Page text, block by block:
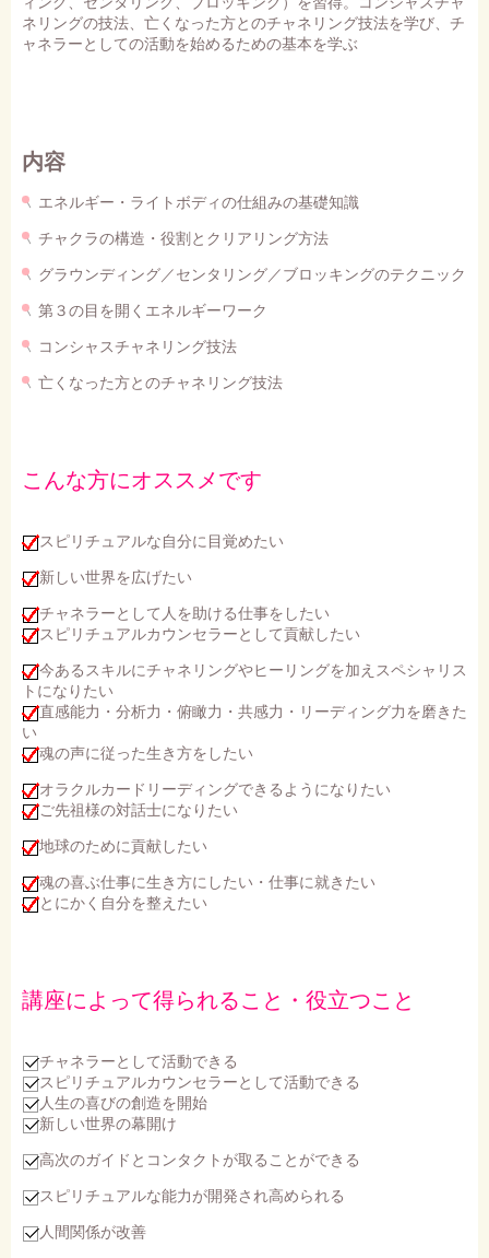
ネリングの技法、亡くなった方とのチャネリング技法を学び、チ
ャネラーとしての活動を始めるための基本を学ぶ
内容
エネルギー・ライトボディの仕組みの基礎知識
チャクラの構造・役割とクリアリング方法
グラウンディング／センタリング／ブロッキングのテクニック
第３の目を開くエネルギーワーク
コンシャスチャネリング技法
亡くなった方とのチャネリング技法
こんな方にオススメです
スピリチュアルな自分に目覚めたい
新しい世界を広げたい
チャネラーとして人を助ける仕事をしたい
スピリチュアルカウンセラーとして貢献したい
今あるスキルにチャネリングやヒーリングを加えスペシャリス
トになりたい
直感能力・分析力・俯瞰力・共感力・リーディング力を磨きた
い
魂の声に従った生き方をしたい
オラクルカードリーディングできるようになりたい
ご先祖様の対話士になりたい
地球のために貢献したい
魂の喜ぶ仕事に生き方にしたい・仕事に就きたい
とにかく自分を整えたい
講座によって得られること・役立つこと
チャネラーとして活動できる
スピリチュアルカウンセラーとして活動できる
人生の喜びの創造を開始
新しい世界の幕開け
高次のガイドとコンタクトが取ることができる
スピリチュアルな能力が開発され高められる
人間関係が改善